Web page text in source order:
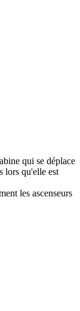
qui se déplace
lors qu'elle est
les ascenseurs